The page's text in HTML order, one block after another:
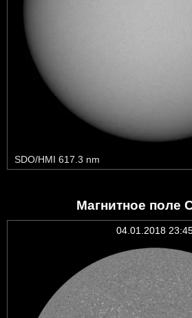
SDO/HMI 617.3 nm
Магнитное поле
04.01.2018